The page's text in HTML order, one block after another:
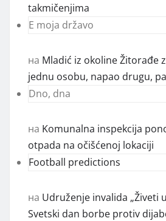
takmičenjima
E moja državo
на Mladić iz okoline Žitorađe
jednu osobu, napao drugu,
Dno, dna
на Komunalna inspekcija
otpada na očišćenoj lokaciji
Football predictions
на Udruženje invalida „Živeti
Svetski dan borbe protiv